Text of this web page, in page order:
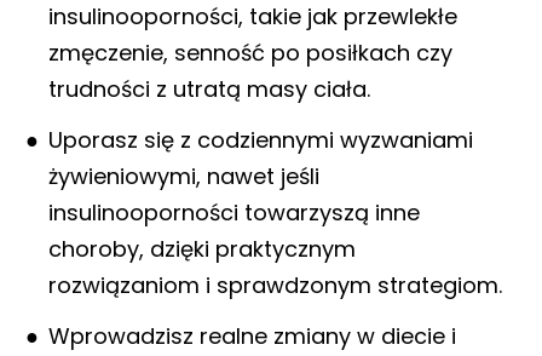
insulinooporności, takie jak przewlekłe
zmęczenie, senność po posiłkach czy
trudności z utratą masy ciała.
Uporasz się z codziennymi wyzwaniami
żywieniowymi, nawet jeśli
insulinooporności towarzyszą inne
choroby, dzięki praktycznym
rozwiązaniom i sprawdzonym strategiom.
Wprowadzisz realne zmiany w diecie i